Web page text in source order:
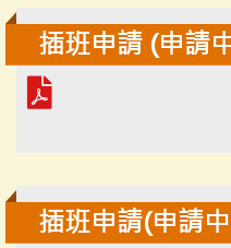
插班申請 (申請
插班申請(申請